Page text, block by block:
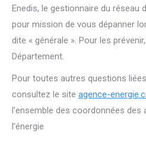
Enedis, le gestionnaire du réseau
pour mission de vous dépanner
dite « générale ». Pour les
Département.
Pour toutes autres questions
consultez le site agence-
l’ensemble des coordonnées des
l’énergie